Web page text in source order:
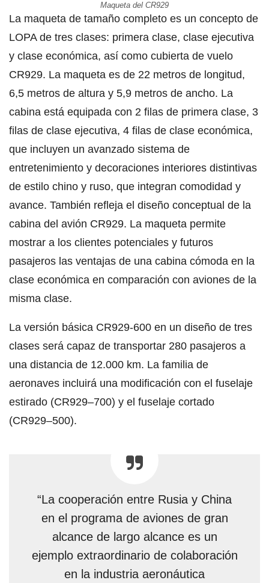
Maqueta del CR929
La maqueta de tamaño completo es un concepto de
LOPA de tres clases: primera clase, clase ejecutiva
y clase económica, así como cubierta de vuelo
CR929. La maqueta es de 22 metros de longitud,
6,5 metros de altura y 5,9 metros de ancho. La
cabina está equipada con 2 filas de primera clase, 3
filas de clase ejecutiva, 4 filas de clase económica,
que incluyen un avanzado sistema de
entretenimiento y decoraciones interiores distintivas
de estilo chino y ruso, que integran comodidad y
avance. También refleja el diseño conceptual de la
cabina del avión CR929. La maqueta permite
mostrar a los clientes potenciales y futuros
pasajeros las ventajas de una cabina cómoda en la
clase económica en comparación con aviones de la
misma clase.
La versión básica CR929-600 en un diseño de tres
clases será capaz de transportar 280 pasajeros a
una distancia de 12.000 km. La familia de
aeronaves incluirá una modificación con el fuselaje
estirado (CR929–700) y el fuselaje cortado
(CR929–500).
“La cooperación entre Rusia y China
en el programa de aviones de gran
alcance de largo alcance es un
ejemplo extraordinario de colaboración
en la industria aeronáutica